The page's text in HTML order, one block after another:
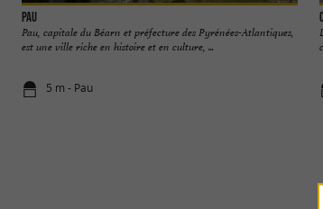
Pau
Pau, capitale du Béarn et préfecture des Pyrénées-Atlantiques,
est une ville riche en histoire et en culture, ...
5 m - Pau